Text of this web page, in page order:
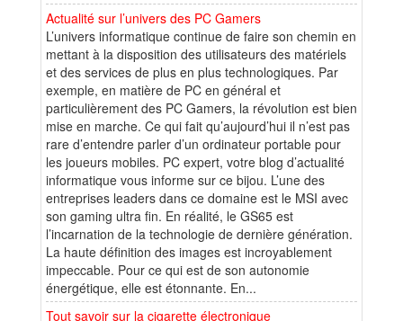
Actualité sur l’univers des PC Gamers
L’univers informatique continue de faire son chemin en
mettant à la disposition des utilisateurs des matériels
et des services de plus en plus technologiques. Par
exemple, en matière de PC en général et
particulièrement des PC Gamers, la révolution est bien
mise en marche. Ce qui fait qu’aujourd’hui il n’est pas
rare d’entendre parler d’un ordinateur portable pour
les joueurs mobiles. PC expert, votre blog d’actualité
informatique vous informe sur ce bijou. L’une des
entreprises leaders dans ce domaine est le MSI avec
son gaming ultra fin. En réalité, le GS65 est
l’incarnation de la technologie de dernière génération.
La haute définition des images est incroyablement
impeccable. Pour ce qui est de son autonomie
énergétique, elle est étonnante. En...
Tout savoir sur la cigarette électronique